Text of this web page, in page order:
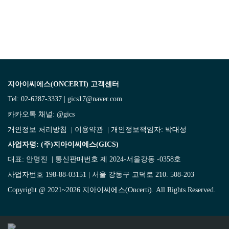
지아이씨에스(ONCERTI) 고객센터
Tel: 02-6287-3337 | gics17@naver.com
카카오톡 채널: @gics
개인정보 처리방침
이용약관 | 개인정보책임자: 박대성
사업자명: (주)지아이씨에스(GICS)
대표: 안명진 | 통신판매번호 제 2024-서울강동 -0358호
사업자번호 198-88-03151 | 서울 강동구 고덕로 210. 508-203
Copyright @ 2021~2026 지아이씨에스(Oncerti). All Rights Reserved.